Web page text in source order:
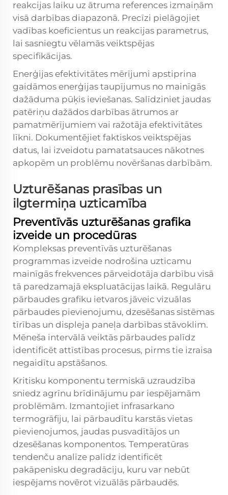
reakcijas laiku uz ātruma references izmaiņām
visā darbības diapazonā. Precīzi pielāgojiet
vadības koeficientus un reakcijas parametrus,
lai sasniegtu vēlamās veiktspējas
specifikācijas.
Enerģijas efektivitātes mērījumi apstiprina
gaidāmos enerģijas taupījumus no mainīgās
dažāduma pūķis ieviešanas. Salīdziniet jaudas
patēriņu dažādos darbības ātrumos ar
pamatmērījumiem vai ražotāja efektivitātes
līkni. Dokumentējiet faktiskos veiktspējas
datus, lai izveidotu pamatatsauces nākotnes
apkopēm un problēmu novēršanas darbībām.
Uzturēšanas prasības un
ilgtermiņa uzticamība
Preventīvās uzturēšanas grafika
izveide un procedūras
Kompleksas preventīvās uzturēšanas
programmas izveide nodrošina uzticamu
mainīgās frekvences pārveidotāja darbību visā
tā paredzamajā ekspluatācijas laikā. Regulāru
pārbaudes grafiku ietvaros jāveic vizuālas
pārbaudes pievienojumu, dzesēšanas sistēmas
tīrības un displeja paneļa darbības stāvoklim.
Mēneša intervālā veiktās pārbaudes palīdz
identificēt attīstības procesus, pirms tie izraisa
negaidītu apstāšanos.
Kritisku komponentu termiskā uzraudzība
sniedz agrīnu brīdinājumu par iespējamām
problēmām. Izmantojiet infrasarkano
termogrāfiju, lai pārbaudītu karstās vietas
pievienojumos, jaudas pusvadītājos un
dzesēšanas komponentos. Temperatūras
tendenču analīze palīdz identificēt
pakāpenisku degradāciju, kuru var nebūt
iespējams novērot vizuālās pārbaudēs.